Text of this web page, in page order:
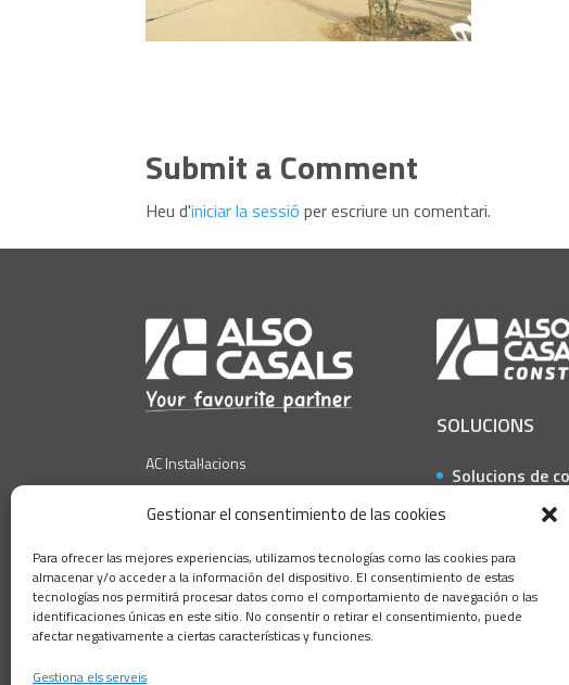
Gestionar el consentimiento de las cookies
Para ofrecer las mejores experiencias, utilizamos tecnologías como las cookies para
almacenar y/o acceder a la información del dispositivo. El consentimiento de estas
tecnologías nos permitirá procesar datos como el comportamiento de navegación o las
identificaciones únicas en este sitio. No consentir o retirar el consentimiento, puede
afectar negativamente a ciertas características y funciones.
Gestiona els serveis
Submit a Comment
Heu d'iniciar la sessió per escriure un comentari.
AC Instal·lacions
AC Amiant
AC Ferros Coll de l´Alba
SOLUCIONS
Solucions de
a obra pública
Solucions de
la indústria
Solucions de
a locals
Solucions de